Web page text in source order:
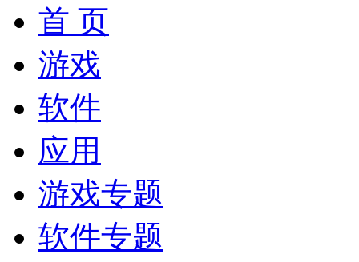
首 页
游戏
软件
应用
游戏专题
软件专题